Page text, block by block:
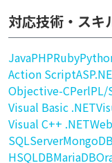
対応技術・スキ
JavaPHPRuby
Action Script
Objective-CPerlPL/
Visual Basic .NET
Visual C++ .NET
SQLServer
HSQLDBMariaDB